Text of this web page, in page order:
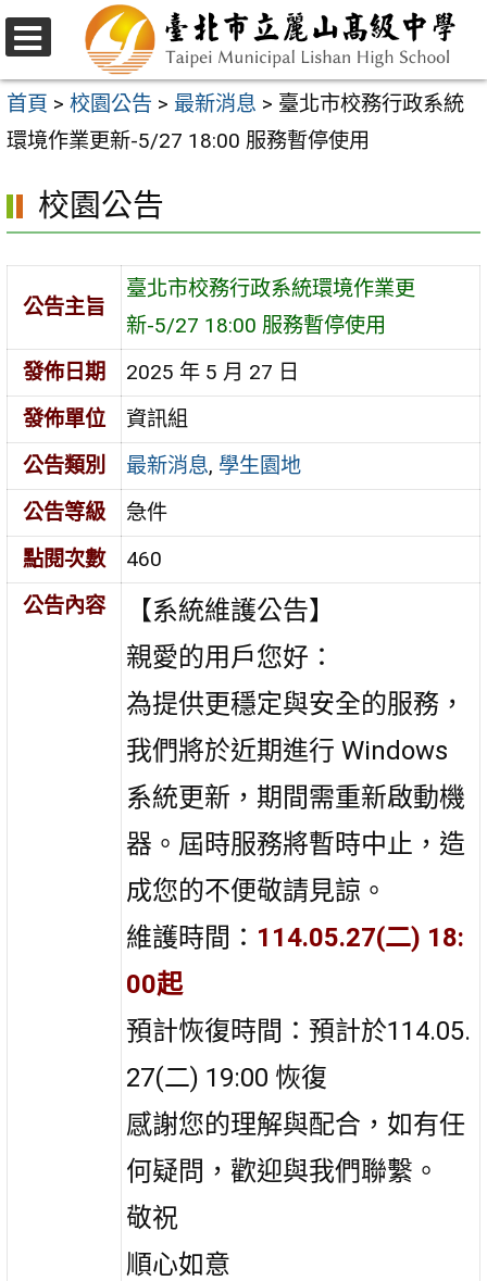
跳
至
主
要
容
區
選
單
首頁 > 校園公告 > 最新消息 > 臺北市校務行政系統
環境作業更新-5/27 18:00 服務暫停使用
校園公告
公告主旨
臺北市校務行政系統環境作業更
新-5/27 18:00 服務暫停使用
發佈日期
2025 年 5 月 27 日
發佈單位
資訊組
公告類別
最新消息, 學生園地
公告等級
急件
點閱次數
460
公告內容
【系統維護公告】
親愛的用戶您好：
為提供更穩定與安全的服務，
我們將於近期進行 Windows
系統更新，期間需重新啟動機
器。屆時服務將暫時中止，造
成您的不便敬請見諒。
維護時間： 114.05.27(二) 18:
00起
預計恢復時間：預計於114.05.
27(二) 19:00 恢復
感謝您的理解與配合，如有任
何疑問，歡迎與我們聯繫。
敬祝
順心如意